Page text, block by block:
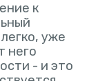
к
уже
него
- и это